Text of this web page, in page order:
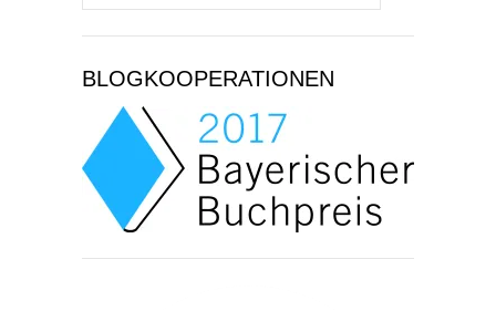
nach:
BLOGKOOPERATIONEN